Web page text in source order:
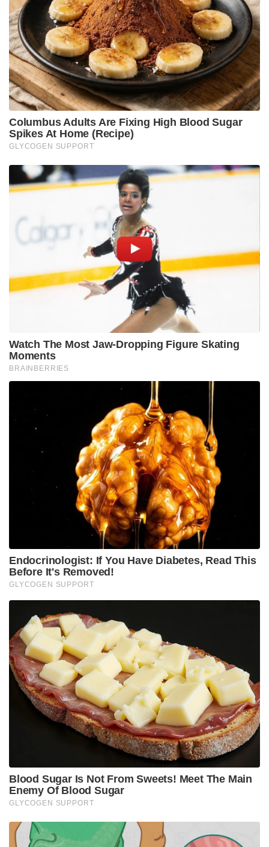
ക്രൂരമായി പീഡിപ്പിച്ചുവെന്നും പീഡനം
സഹിക്കാനാകാതെ താൻ ആത്മഹത്യയ്ക്ക്
ശ്രമിച്ചിട്ടുണ്ടെന്നും ആയിരുന്നു എലിസബത്തിന്റെ
ആരോപണം. ബാലയ്ക്ക് വേറെ ഭാര്യയുണ്ടെന്നും,
ബാലയുടെ കരൾമാറ്റ ശസ്ത്രക്രിയയിൽ
ദുരൂഹതയുണ്ടെന്നും എലിസബത്ത് ആരോപിച്ചിരുന്നു.
ആരോപണങ്ങൾ നിരന്തരം വന്നതോടെ ഇതിനെതിരെ
പ്രതികരിച്ച് ബാലയുടെ ഇപ്പോഴത്തെ ഭാര്യ കോകില
രംഗത്ത് എത്തി. എലിസബത്തിന് വേറെ
കോകിലയുടെ പ്രതികരണം.
Elizabeth Udayan